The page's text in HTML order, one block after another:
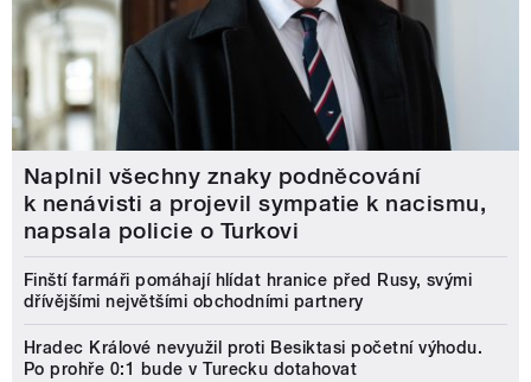
Naplnil všechny znaky podněcování
k nenávisti a projevil sympatie k nacismu,
napsala policie o Turkovi
Finští farmáři pomáhají hlídat hranice před Rusy, svými
dřívějšími největšími obchodními partnery
Hradec Králové nevyužil proti Besiktasi početní výhodu.
Po prohře 0:1 bude v Turecku dotahovat